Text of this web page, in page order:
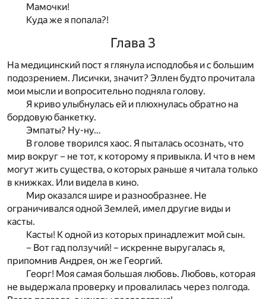
Мамочки!
Куда же я попала?!
Глава 3
На медицинский пост я глянула исподлобья и с большим
подозрением. Лисички, значит? Эллен будто прочитала
мои мысли и вопросительно подняла голову.
Я криво улыбнулась ей и плюхнулась обратно на
бордовую банкетку.
Эмпаты? Ну-ну…
В голове творился хаос. Я пыталась осознать, что
мир вокруг – не тот, к которому я привыкла. И что в нем
могут жить существа, о которых раньше я читала только
в книжках. Или видела в кино.
Мир оказался шире и разнообразнее. Не
ограничивался одной Землей, имел другие виды и
касты.
Касты! К одной из которых принадлежит мой сын.
– Вот гад ползучий! – искренне выругалась я,
припомнив Андрея, он же Георгий.
Георг! Моя самая большая любовь. Любовь, которая
не выдержала проверку и провалилась через полгода.